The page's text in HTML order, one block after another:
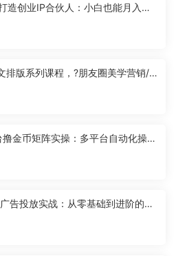
造创业IP合伙人：小白也能月入过
排版系列课程，?朋友圈美学营销/图
金币矩阵实操：多平台自动化操作
告投放实战：从零基础到进阶的降